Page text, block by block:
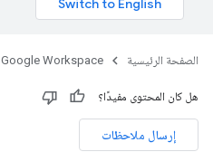
الصفحة الرئيسية Google Workspace
هل كان المحتوى مفيدًا؟
إرسال ملاحظات